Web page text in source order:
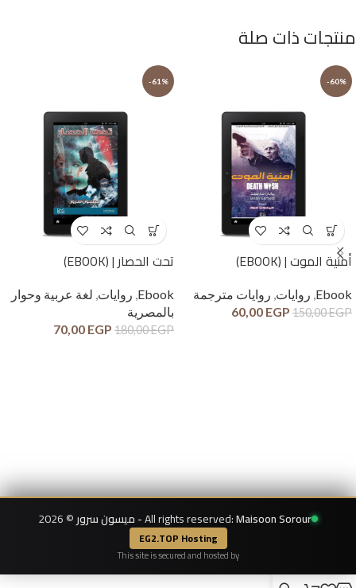
منتجات ذات صلة
-60%
أمنية الموت | (EBOOK)
Ebook
, روايات, روايات مترجمة
150,00EGP
60,00 EGP
-61%
تحت الحصار | (EBOOK)
Ebook
, روايات, لغة عربية وحوار
بالمصرية
180,00EGP
70,00 EGP
All rights reserved:Maisoon Sorour - ميسون سرور © 2026
EG2.TOP Hosting
This site is secured and hosted by